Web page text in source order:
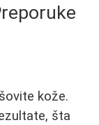
kože.
šta